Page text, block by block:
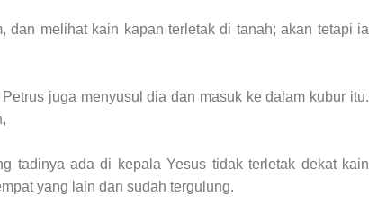
dan melihat kain kapan terletak di tanah; akan tetapi ia
juga menyusul dia dan masuk ke dalam kubur itu.
tadinya ada di kepala Yesus tidak terletak dekat kain
yang lain dan sudah tergulung.